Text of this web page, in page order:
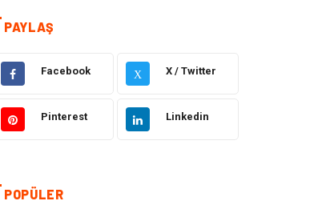
Otomotiv
PAYLAŞ
Facebook X X / Twitter
Pinterest Linkedin
POPÜLER